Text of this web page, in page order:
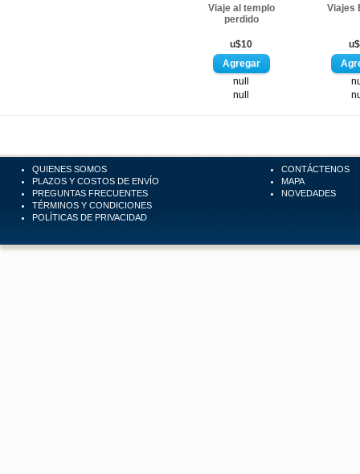
Viaje al templo
perdido
u$10
null
null
Viajes
QUIENES SOMOS
PLAZOS Y COSTOS DE ENVÍO
PREGUNTAS FRECUENTES
TÉRMINOS Y CONDICIONES
POLÍTICAS DE PRIVACIDAD
CONTÁCTENOS
MAPA
NOVEDADES